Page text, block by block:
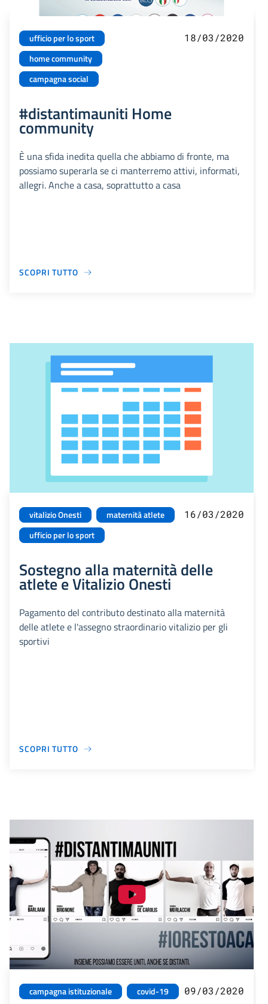
ufficio per lo sport
home community
campagna social
18/03/2020
#distantimauniti Home
community
È una sfida inedita quella che abbiamo di fronte, ma
possiamo superarla se ci manterremo attivi, informati,
allegri. Anche a casa, soprattutto a casa
SCOPRI TUTTO
vitalizio Onesti
maternità atlete
ufficio per lo sport
16/03/2020
Sostegno alla maternità delle
atlete e Vitalizio Onesti
Pagamento del contributo destinato alla maternità
delle atlete e l'assegno straordinario vitalizio per gli
sportivi
SCOPRI TUTTO
campagna istituzionale covid-19 09/03/2020